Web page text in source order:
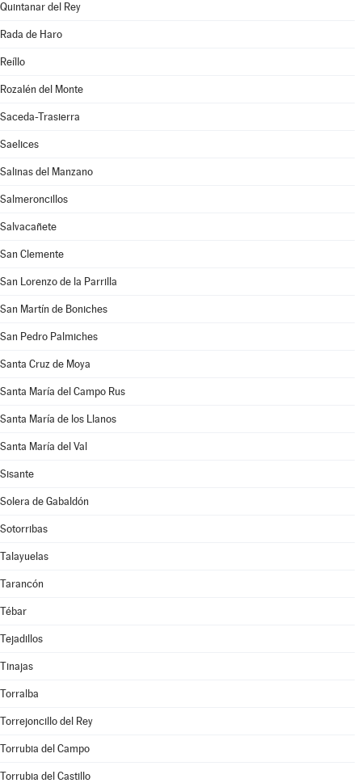
Quintanar del Rey
Rada de Haro
Reíllo
Rozalén del Monte
Saceda-Trasierra
Saelices
Salinas del Manzano
Salmeroncillos
Salvacañete
San Clemente
San Lorenzo de la Parrilla
San Martín de Boniches
San Pedro Palmiches
Santa Cruz de Moya
Santa María del Campo Rus
Santa María de los Llanos
Santa María del Val
Sisante
Solera de Gabaldón
Sotorribas
Talayuelas
Tarancón
Tébar
Tejadillos
Tinajas
Torralba
Torrejoncillo del Rey
Torrubia del Campo
Torrubia del Castillo